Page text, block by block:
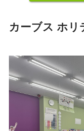
カーブス ホ